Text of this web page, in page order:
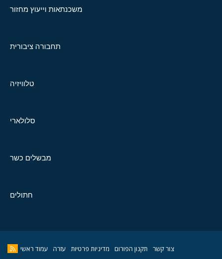
משכנתאות וייעוץ מחזור
תחבורה ציבורית
טלוויזיה
סלולארי
מבשלים כשר
חתולים
צור קשר תקנון הפורום מדיניות פרטיות עזרה עמוד ראשי